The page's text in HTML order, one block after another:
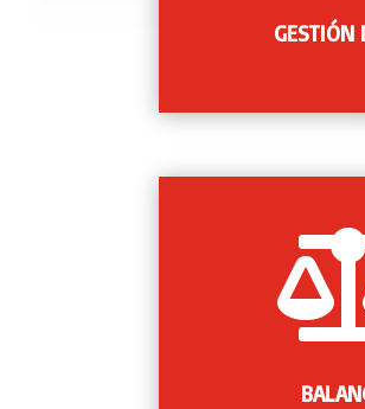
GESTIÓN
Elaboración de todos
Situación, Sumas y
de Pérdidas y
Informes
presentación a